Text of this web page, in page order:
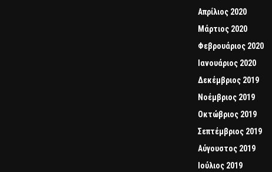
Απρίλιος 2020
Μάρτιος 2020
Φεβρουάριος 2020
Ιανουάριος 2020
Δεκέμβριος 2019
Νοέμβριος 2019
Οκτώβριος 2019
Σεπτέμβριος 2019
Αύγουστος 2019
Ιούλιος 2019